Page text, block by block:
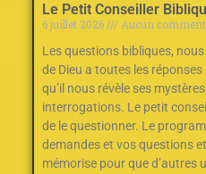
Le Petit Conseiller
6 juillet 2026
Aucun
Les questions bibliques,
de Dieu a toutes les
qu’il nous révèle ses
interrogations. Le petit
de le questionner. Le
demandes et vos questions et
mémorise pour que d’autres